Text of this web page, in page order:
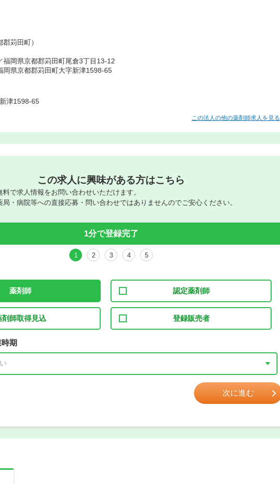
苅田町）
福岡県京都郡苅田町尾倉3丁目13-12
岡県京都郡苅田町大字新津1598-65
津1598-65
この法人の他の薬剤師求人を見る
この求人に興味がある方はこちら
料で求人情報をお問い合わせいただけます。
局・病院等への直接応募・問い合わせではありませんのでご安心ください。
1分で登録完了
1 2 3 4 5
薬剤師 認定薬剤師
剤師取得見込 登録販売者
年 3月
期
次に進む